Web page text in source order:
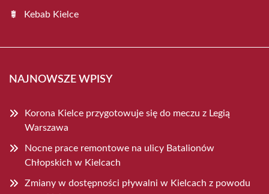
Kebab Kielce
NAJNOWSZE WPISY
Korona Kielce przygotowuje się do meczu z Legią
Warszawa
Nocne prace remontowe na ulicy Batalionów
Chłopskich w Kielcach
Zmiany w dostępności pływalni w Kielcach z powodu